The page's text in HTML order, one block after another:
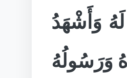
وَأَشْهَدُ
وَرَسُولُهُ